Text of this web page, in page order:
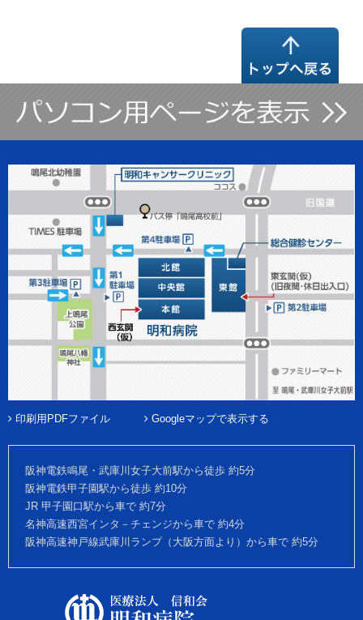
印刷用PDFファイル Googleマップで表示する
阪神電鉄鳴尾・武庫川女子大前駅から徒歩 約5分
阪神電鉄甲子園駅から徒歩 約10分
JR 甲子園口駅から車で 約7分
名神高速西宮インタ－チェンジから車で 約4分
阪神高速神戸線武庫川ランプ（大阪方面より）から車で 約5分